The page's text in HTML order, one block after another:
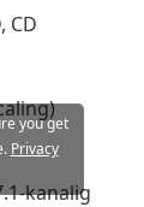
CD
kanalig
you get
Privacy